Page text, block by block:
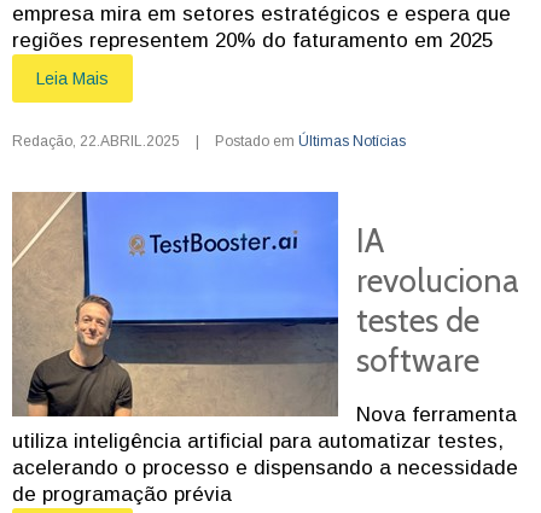
empresa mira em setores estratégicos e espera que
regiões representem 20% do faturamento em 2025
Leia Mais
Redação 22.ABRIL.2025 | Postado em Últimas Notícias
IA
revoluciona
testes de
software
Nova ferramenta
utiliza inteligência artificial para automatizar testes,
acelerando o processo e dispensando a necessidade
de programação prévia